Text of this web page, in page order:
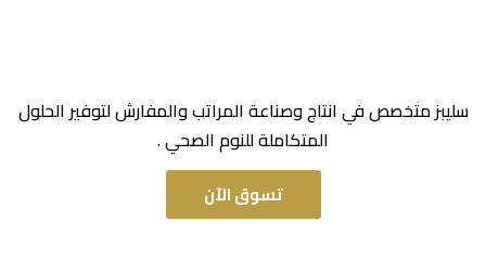
سليبز متخصص في انتاج وصناعة المراتب والمفارش لتوفير الحلول
المتكاملة للنوم الصحي .
تسوق الآن